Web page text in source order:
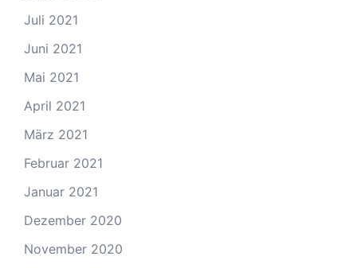
Juli 2021
Juni 2021
Mai 2021
April 2021
März 2021
Februar 2021
Januar 2021
Dezember 2020
November 2020